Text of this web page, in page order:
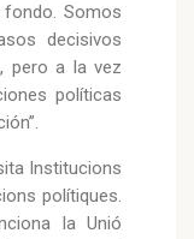
fondo. Somos
decisivos
pero a la vez
políticas
Institucions
polítiques.
la Unió